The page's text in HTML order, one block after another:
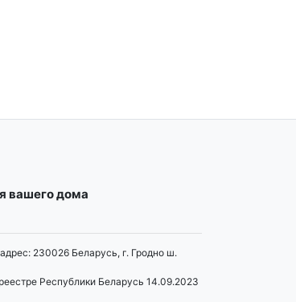
вашего дома
230026 Беларусь, г. Гродно ш.
Республики Беларусь 14.09.2023